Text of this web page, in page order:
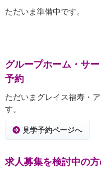
ただいま準備中です。
グループホーム・サ
予約
ただいまグレイス福寿・
す。
見学予約ページへ
求人募集を検討中の